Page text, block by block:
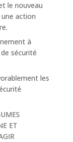
le nouveau
action
à
sécurité
les
ET